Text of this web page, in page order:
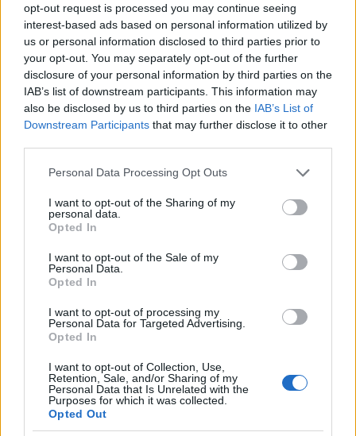
opt-out request is processed you may continue seeing
interest-based ads based on personal information utilized by
us or personal information disclosed to third parties prior to
your opt-out. You may separately opt-out of the further
disclosure of your personal information by third parties on the
IAB’s list of downstream participants. This information may
also be disclosed by us to third parties on the IAB’s List of
Downstream Participants that may further disclose it to other
Please note that this website/app uses one or more Google
not limited to your visit or usage behaviour. You may click to
grant or deny consent to Google and its third-party tags to
use your data for below specified purposes in below Google
consent section.
Personal Data Processing Opt Outs
I want to opt-out of the Sharing of my
personal data.
Opted In
I want to opt-out of the Sale of my
Personal Data.
Opted In
I want to opt-out of processing my
Personal Data for Targeted Advertising.
Opted In
I want to opt-out of Collection, Use,
Retention, Sale, and/or Sharing of my
Personal Data that Is Unrelated with the
Purposes for which it was collected.
Opted Out
Manapság nagyon komoly téma az adatbiztonság, ez a
jövőben hogyan fog alakulni? Most is vannak
problémák, ebben a mesterséges intelligencia tud
nekünk segíteni?
ezeket az adatokat. A Cambridge Analytica
nyilvánvalóan dolgozott mesterséges
intelligenciával is. És hát ott látjuk, hogy
Az adatbiztonság borzasztó fontos akkor,
hogyha konkrét károk érhetnek minket."
A Facebook mesterséges intelligenciát használ a fake
news szűrésére. A különböző technológiák
integrálásával merrefelé tart a közösségi médiák
helyzete?